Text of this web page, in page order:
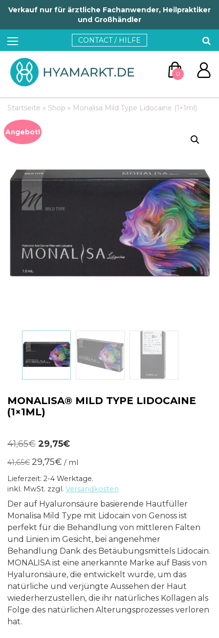
Verkauf nur für ärztliche Fachanwender, Heilpraktiker
und Großhändler
CONTACT / HILFE
0
WEITER EINKAUFEN
Startseite » Shop » Monalisa Mild Type Lidocaine (1×1ml)
Angebot!
MONALISA® MILD TYPE LIDOCAINE
(1×1ML)
41,65€ Ursprünglicher
Preis
war:
41,65€
29,75€Aktueller
29,75€.
41,65€ 29,75€ / ml
Lieferzeit: 2-4 Werktage.
inkl. MwSt. zzgl. Versandkosten
Der auf Hyaluronsäure basierende Hautfüller
Monalisa Mild Type mit Lidocain von Genoss ist
perfekt für die Behandlung von mittleren Falten
und Linien im Gesicht, bei angenehmer
Behandlung Dank des Betäubungsmittels Lidocain.
MONALISA ist eine anerkannte Marke auf Basis von
Hyaluronsäure, die entwickelt wurde, um das
natürliche und verjüngte Aussehen der Haut
wiederherzustellen, die ihr natürliches Kollagen als
Folge des natürlichen Alterungsprozesses verloren
hat.